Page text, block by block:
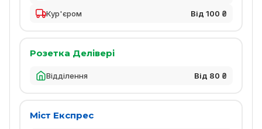
Кур'єром
Від 100 ₴
Розетка Делівері
Відділення Від 80 ₴
Міст Експрес